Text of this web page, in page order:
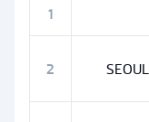
1
2